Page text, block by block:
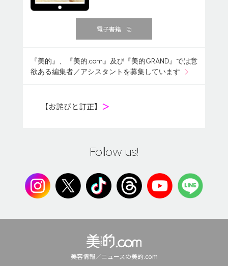
電子書籍
『美的』、『美的.com』及び『美的GRAND』では意
欲ある編集者／アシスタントを募集しています
【お詫びと訂正】 ＞
Follow us!
美容情報／ニュースの美的.com